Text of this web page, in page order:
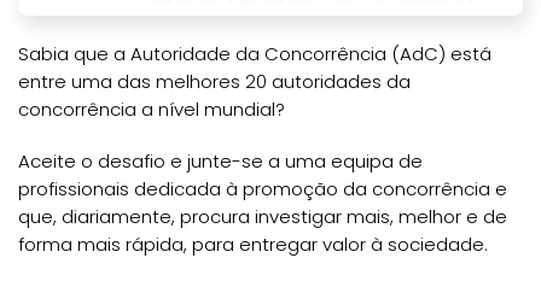
Sabia que a Autoridade da Concorrência (AdC) está
entre uma das melhores 20 autoridades da
concorrência a nível mundial?
Aceite o desafio e junte-se a uma equipa de
profissionais dedicada à promoção da concorrência e
que, diariamente, procura investigar mais, melhor e de
forma mais rápida, para entregar valor à sociedade.